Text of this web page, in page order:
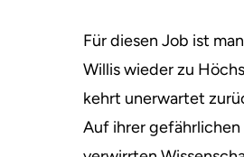
Für diesen Job ist
Willis wieder zu
kehrt unerwartet
Auf ihrer